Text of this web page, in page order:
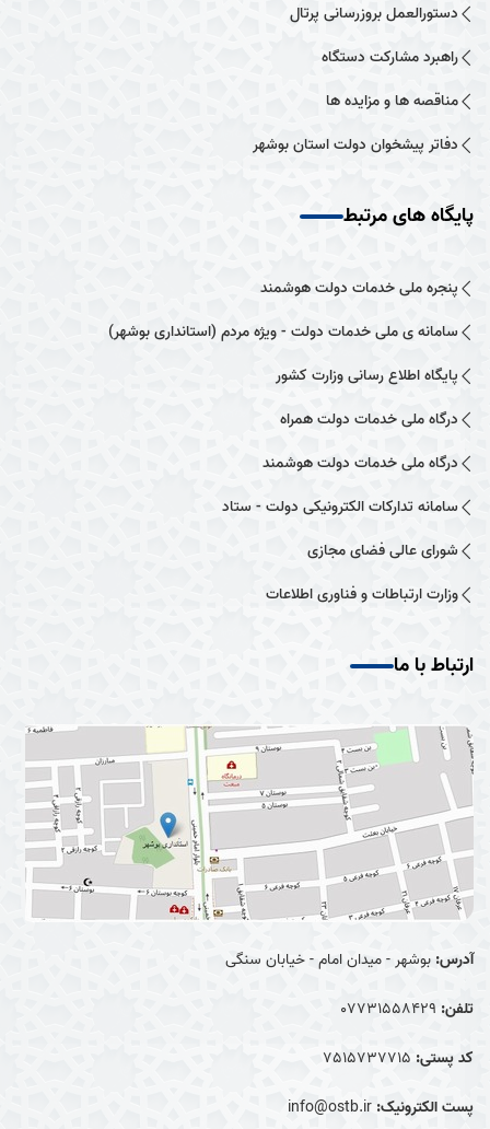
دستورالعمل بروزرسانی پرتال
راهبرد مشارکت دستگاه
مناقصه ها و مزایده ها
دفاتر پیشخوان دولت استان بوشهر
پایگاه های مرتبط
پنجره ملی خدمات دولت هوشمند
سامانه ی ملی خدمات دولت - ویژه مردم (استانداری بوشهر)
پایگاه اطلاع رسانی وزارت کشور
درگاه ملی خدمات دولت همراه
درگاه ملی خدمات دولت هوشمند
سامانه تدارکات الکترونیکی دولت - ستاد
شورای عالی فضای مجازی
وزارت ارتباطات و فناوری اطلاعات
ارتباط با ما
آدرس: بوشهر - میدان امام - خیابان سنگی
تلفن: 07731558429
کد پستی: 7515737715
پست الکترونیک: info@ostb.ir